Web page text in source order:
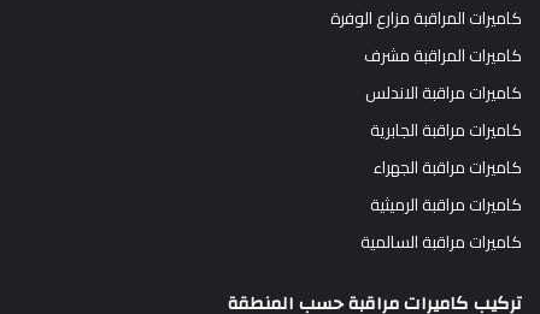
كاميرات المراقبة مزارع الوفرة
كاميرات المراقبة مشرف
كاميرات مراقبة الاندلس
كاميرات مراقبة الجابرية
كاميرات مراقبة الجهراء
كاميرات مراقبة الرميثية
كاميرات مراقبة السالمية
تركيب كاميرات مراقبة حسب المنطقة